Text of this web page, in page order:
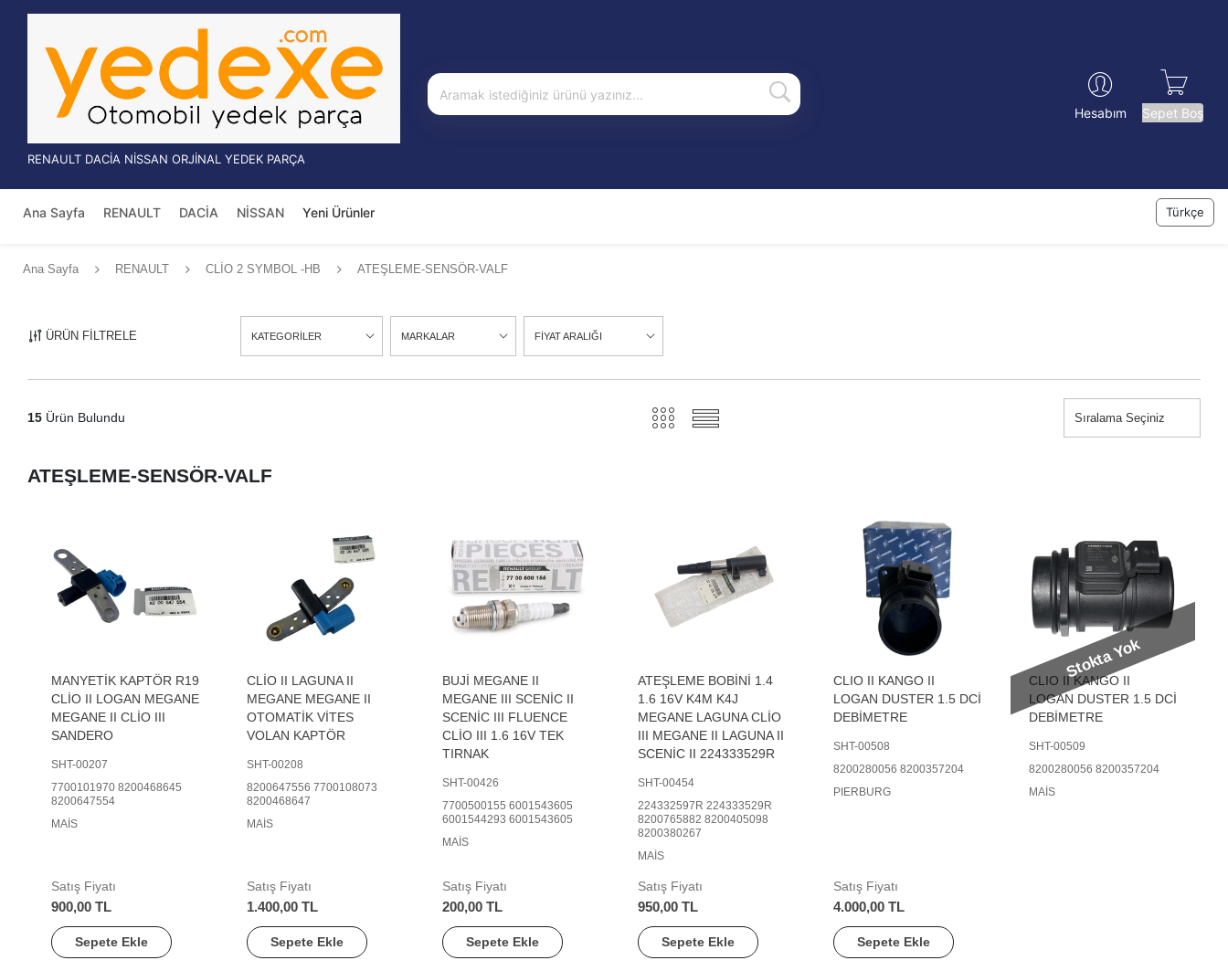
RENAULT DACİA NİSSAN ORJİNAL YEDEK PARÇA
Hesabım Sepet Boş
Ana Sayfa RENAULT DACİA NİSSAN Yeni Ürünler Türkçe
Ana Sayfa RENAULT CLİO 2 SYMBOL -HB ATEŞLEME-SENSÖR-VALF
ÜRÜN FİLTRELE KATEGORİLER MARKALAR FİYAT ARALIĞI
15 Ürün Bulundu
ATEŞLEME-SENSÖR-VALF
MANYETİK KAPTÖR R19
CLİO II LOGAN MEGANE
MEGANE II CLİO III
SANDERO
SHT-00207
7700101970 8200468645
8200647554
MAİS
Satış Fiyatı
900,00 TL
Sepete Ekle
CLİO II LAGUNA II
MEGANE MEGANE II
OTOMATİK VİTES
VOLAN KAPTÖR
SHT-00208
8200647556 7700108073
8200468647
MAİS
Satış Fiyatı
1.400,00 TL
Sepete Ekle
BUJİ MEGANE II
MEGANE III SCENİC II
SCENİC III FLUENCE
CLİO III 1.6 16V TEK
TIRNAK
SHT-00426
7700500155 6001543605
6001544293 6001543605
MAİS
Satış Fiyatı
200,00 TL
Sepete Ekle
ATEŞLEME BOBİNİ 1.4
1.6 16V K4M K4J
MEGANE LAGUNA CLİO
III MEGANE II LAGUNA II
SCENİC II 224333529R
SHT-00454
224332597R 224333529R
8200765882 8200405098
8200380267
MAİS
Satış Fiyatı
950,00 TL
Sepete Ekle
CLIO II KANGO II
LOGAN DUSTER 1.5 DCİ
DEBİMETRE
SHT-00508
8200280056 8200357204
PIERBURG
Satış Fiyatı
4.000,00 TL
Sepete Ekle
Stokta Yok
CLIO II KANGO II
LOGAN DUSTER 1.5 DCİ
DEBİMETRE
SHT-00509
8200280056 8200357204
MAİS